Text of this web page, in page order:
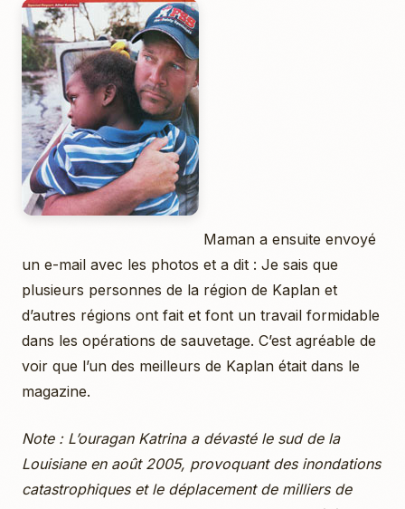
Maman a ensuite envoyé
un e-mail avec les photos et a dit : Je sais que
plusieurs personnes de la région de Kaplan et
d’autres régions ont fait et font un travail formidable
dans les opérations de sauvetage. C’est agréable de
voir que l’un des meilleurs de Kaplan était dans le
magazine.
Note : L’ouragan Katrina a dévasté le sud de la
Louisiane en août 2005, provoquant des inondations
catastrophiques et le déplacement de milliers de